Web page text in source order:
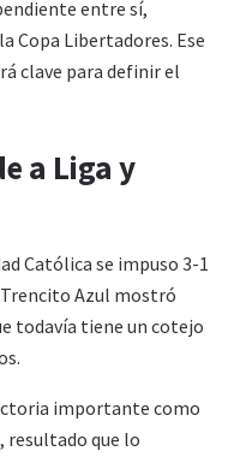
entre sí,
Copa Libertadores. Ese
clave para definir el
a Liga y
Católica se impuso 3-1
Azul mostró
todavía tiene un cotejo
importante como
resultado que lo